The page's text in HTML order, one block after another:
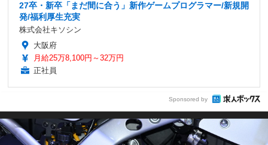
27卒・新卒「まだ間に合う」新作ゲームプログラマー/新規開
発/福利厚生充実
株式会社キソシン
大阪府
月給25万8,100円～32万円
正社員
Sponsored by